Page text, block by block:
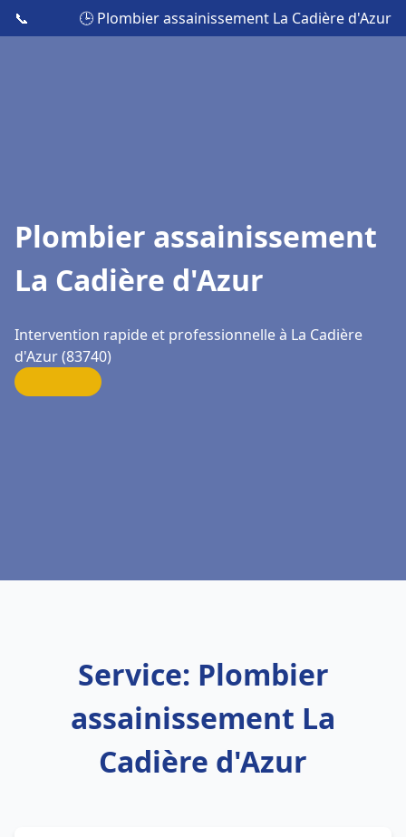
📞 🕒 Plombier assainissement La Cadière d'Azur
Plombier assainissement
La Cadière d'Azur
Intervention rapide et professionnelle à La Cadière
d'Azur (83740)
Service: Plombier
assainissement La
Cadière d'Azur